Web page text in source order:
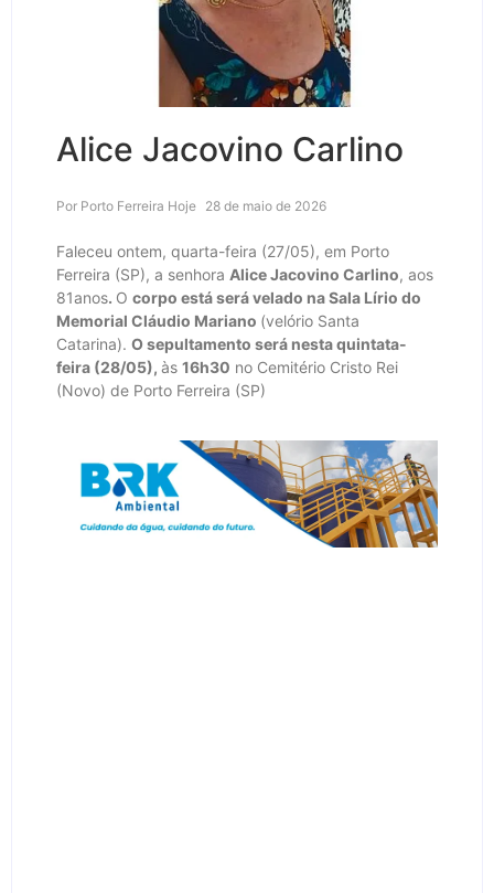
Alice Jacovino Carlino
Por Porto Ferreira Hoje 28 de maio de 2026
Faleceu ontem, quarta-feira (27/05), em Porto
Ferreira (SP), a senhora Alice Jacovino Carlino, aos
81anos. O corpo está será velado na Sala Lírio do
Memorial Cláudio Mariano (velório Santa
Catarina). O sepultamento será nesta quintata-
feira (28/05), às 16h30 no Cemitério Cristo Rei
(Novo) de Porto Ferreira (SP)